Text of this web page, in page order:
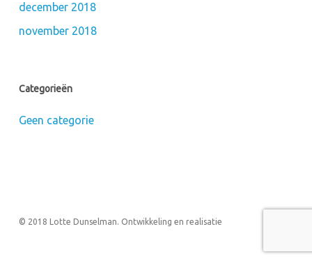
december 2018
november 2018
Categorieën
Geen categorie
© 2018 Lotte Dunselman. Ontwikkeling en realisatie